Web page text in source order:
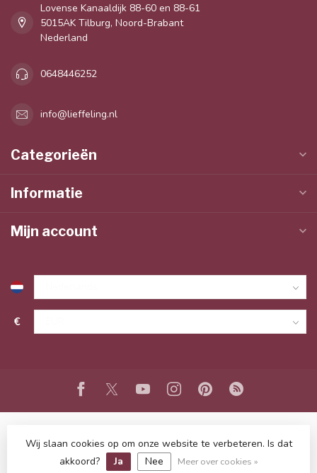
Lovense Kanaaldijk 88-60 en 88-61
5015AK Tilburg, Noord-Brabant
Nederland
0648446252
info@lieffeling.nl
Categorieën
Informatie
Mijn account
€
© Copyright 2026 www.lieffeling.nl- Powered byLightspeed-
Lightspeed design
Dyvelopment
Wij slaan cookies op om onze website te verbeteren. Is dat
akkoord?
Ja Nee Meer over cookies »